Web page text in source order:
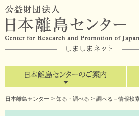
日本離島センター > 知る・調べる > 調べる－情報検